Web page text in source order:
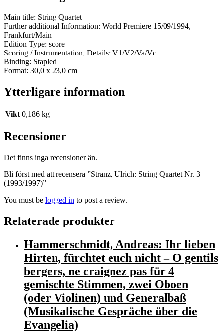
Main title: String Quartet
Further additional Information: World Premiere 15/09/1994,
Frankfurt/Main
Edition Type: score
Scoring / Instrumentation, Details: V1/V2/Va/Vc
Binding: Stapled
Format: 30,0 x 23,0 cm
Ytterligare information
Vikt 0,186 kg
Recensioner
Det finns inga recensioner än.
Bli först med att recensera ”Stranz, Ulrich: String Quartet Nr. 3
(1993/1997)”
You must be logged in to post a review.
Relaterade produkter
Hammerschmidt, Andreas: Ihr lieben
Hirten, fürchtet euch nicht – O gentils
bergers, ne craignez pas für 4
gemischte Stimmen, zwei Oboen
(oder Violinen) und Generalbaß
(Musikalische Gespräche über die
Evangelia)